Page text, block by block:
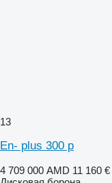
13
En- plus 300 p
4 709 000 AMD 11 160 €